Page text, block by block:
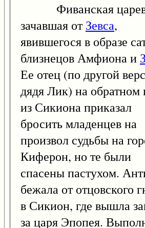
Фиванская
зачавшая отЗевса,
явившегося в образе
близнецов Амфиона и
Ее отец (по другой
дядя Лик) на обратном
из Сикиона приказал
бросить младенцев на
произвол судьбы на
Киферон, но те были
спасены пастухом.
бежала от отцовского
в Сикион, где вышла
за царя Эпопея.